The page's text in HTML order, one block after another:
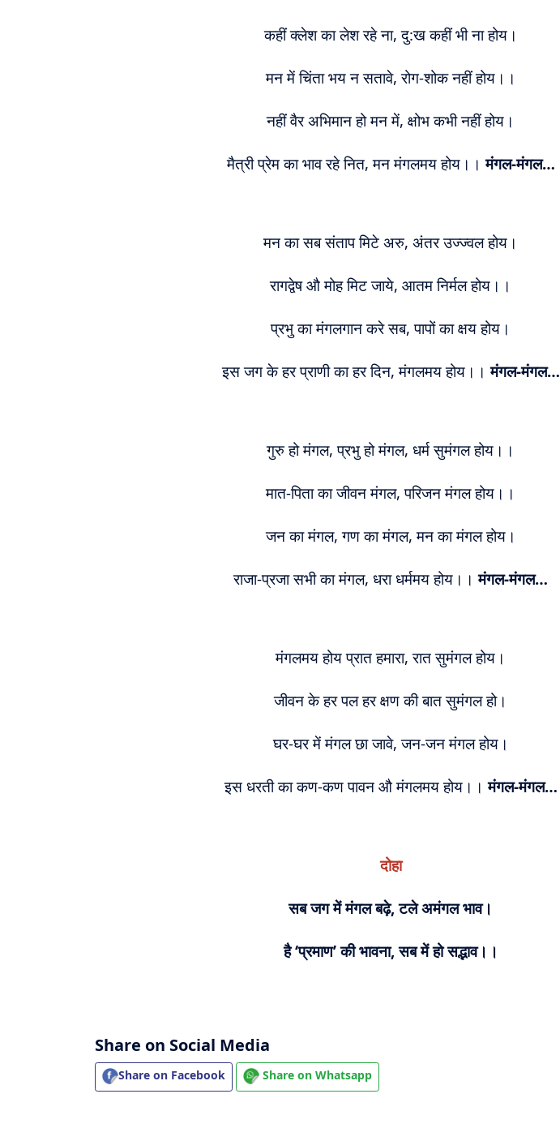
कहीं क्लेश का लेश रहे ना, दु:ख कहीं भी ना होय।
मन में चिंता भय न सतावे, रोग-शोक नहीं होय।।
नहीं वैर अभिमान हो मन में, क्षोभ कभी नहीं होय।
मैत्री प्रेम का भाव रहे नित, मन मंगलमय होय।।मंगल-मंगल…
मन का सब संताप मिटे अरु, अंतर उज्ज्वल होय।
रागद्वेष औ मोह मिट जाये, आतम निर्मल होय।।
प्रभु का मंगलगान करे सब, पापों का क्षय होय।
इस जग के हर प्राणी का हर दिन, मंगलमय होय।।मंगल-मंगल…
गुरु हो मंगल, प्रभु हो मंगल, धर्म सुमंगल होय।।
मात-पिता का जीवन मंगल, परिजन मंगल होय।।
जन का मंगल, गण का मंगल, मन का मंगल होय।
राजा-प्रजा सभी का मंगल, धरा धर्ममय होय।।मंगल-मंगल…
मंगलमय होय प्रात हमारा, रात सुमंगल होय।
जीवन के हर पल हर क्षण की बात सुमंगल हो।
घर-घर में मंगल छा जावे, जन-जन मंगल होय।
इस धरती का कण-कण पावन औ मंगलमय होय।।मंगल-मंगल…
दोहा
सब जग में मंगल बढ़े, टले अमंगल भाव।
है ‘प्रमाण’ की भावना, सब में हो सद्भाव।।
Share on Social Media
Share on Facebook Share on Whatsapp